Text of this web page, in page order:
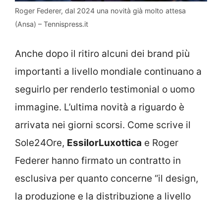
Roger Federer, dal 2024 una novità già molto attesa
(Ansa) – Tennispress.it
Anche dopo il ritiro alcuni dei brand più
importanti a livello mondiale continuano a
seguirlo per renderlo testimonial o uomo
immagine. L’ultima novità a riguardo è
arrivata nei giorni scorsi. Come scrive il
Sole24Ore, EssilorLuxottica e Roger
Federer hanno firmato un contratto in
esclusiva per quanto concerne “il design,
la produzione e la distribuzione a livello